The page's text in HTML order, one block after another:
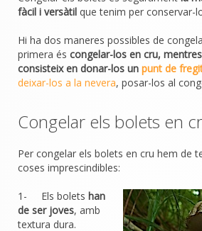
fàcil i versàtil que tenim per conservar-
Hi ha dos maneres possibles de
primera és congelar-los en cru,
consisteix en donar-los un punt de
deixar-los a la nevera, posar-los al
Congelar els bolets en
Per congelar els bolets en cru hem de
coses imprescindibles:
1- Els bolets han
de ser joves, amb
textura dura.